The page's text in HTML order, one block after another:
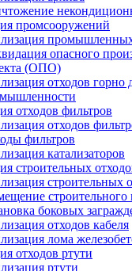
промсооружений
опасного
(ОПО)
отходов
отходов фильтров
отходов
фильтров
катализаторов
строительных
строительных
строительного
боковых
отходов кабеля
лома
отходов ртути
ртути